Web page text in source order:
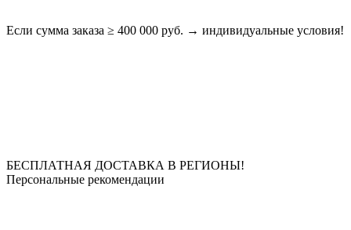
Если сумма заказа ≥ 400 000 руб. → индивидуальные условия!
БЕСПЛАТНАЯ ДОСТАВКА В РЕГИОНЫ!
Персональные рекомендации